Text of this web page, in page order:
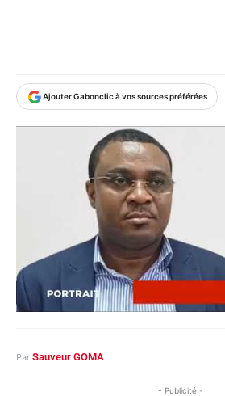
Ajouter Gabonclic à vos sources préférées
Par Sauveur GOMA
- Publicité -